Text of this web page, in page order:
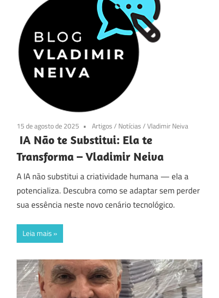
15 de agosto de 2025 Artigos/ Notícias/Vladimir Neiva
IA Não te Substitui: Ela te
Transforma – Vladimir Neiva
A IA não substitui a criatividade humana — ela a
potencializa. Descubra como se adaptar sem perder
sua essência neste novo cenário tecnológico.
Leia mais